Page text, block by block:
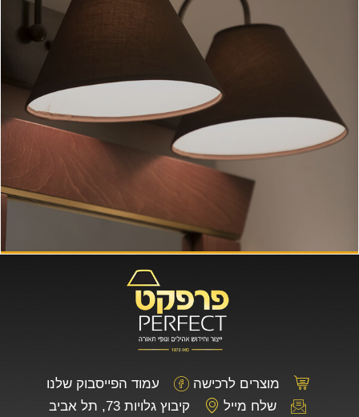
מוצרים לרכישה
עמוד הפייסבוק שלנו
שלח מייל
קיבוץ גלויות 73, תל אביב